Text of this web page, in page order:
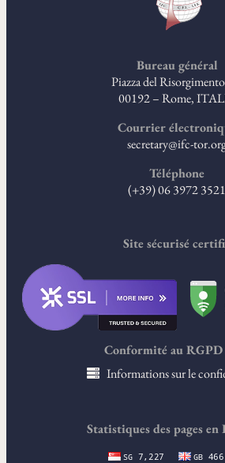
Bureau général
Piazza del
00192 – Rome,
Courrier
secretary@ifc-
Téléphone
(+39) 06 3972 3521
Site sécurisé
Conformité au RGPD
Informations sur le
Statistiques des pages en